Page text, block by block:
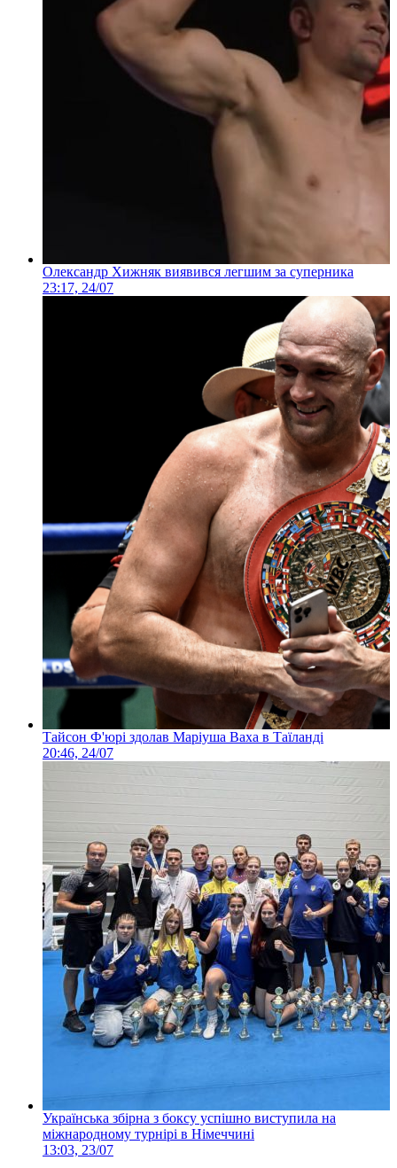
Олександр Хижняк виявився легшим за суперника
23:17, 24/07
Тайсон Ф'юрі здолав Маріуша Ваха в Таїланді
20:46, 24/07
Українська збірна з боксу успішно виступила на
міжнародному турнірі в Німеччині
13:03, 23/07